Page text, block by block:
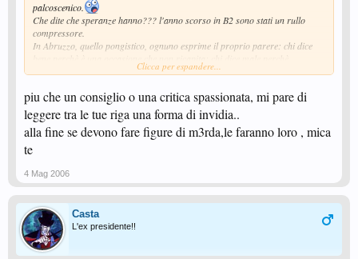
palcoscenico.
Che dite che speranze hanno??? l'anno scorso in B2 sono stati un rullo
compressore.
In Abruzzo, quello pongistico, ognuno esprime il proprio parere: chi dice
perchè perdono solo soldi e tempo senza concludere nulla.....Caserta è
anziano e non si tiene in piedi; Santoro dove si presenta con quella puntinata
gli fanno saltare i puntini ed il cinese non è un giocatore e vale meno di un
terza categoria decente..........NESSUNA SPERANZA!
Ciao
Clicca per espandere...
piu che un consiglio o una critica spassionata, mi pare di
leggere tra le tue riga una forma di invidia..
alla fine se devono fare figure di m3rda,le faranno loro , mica
te
4 Mag 2006
Casta
L'ex presidente!!